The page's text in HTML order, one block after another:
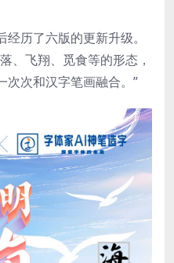
历了六版的更新升级。
、飞翔、觅食等的形态，
次次和汉字笔画融合。”